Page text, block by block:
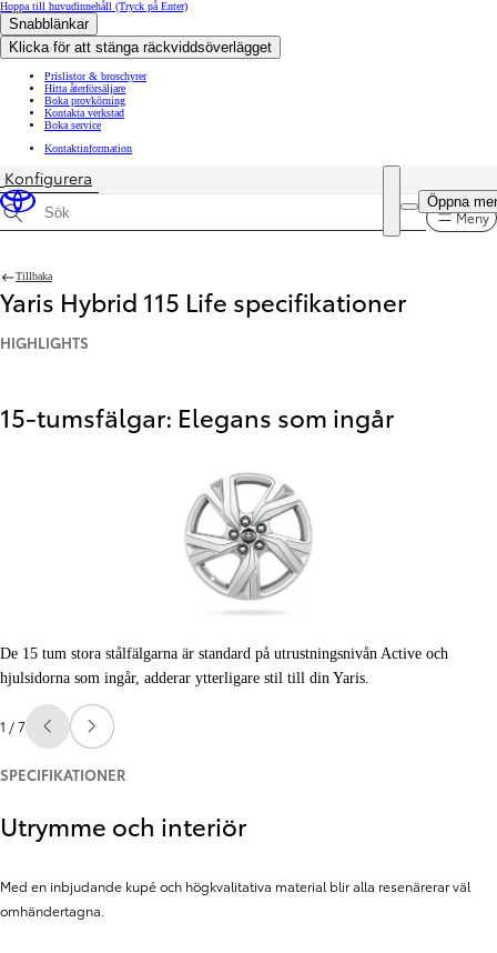
Hoppa till huvudinnehåll (Tryck på Enter)
Snabblänkar
Klicka för att stänga räckviddsöverlägget
Prislistor & broschyrer
Hitta återförsäljare
Boka provkörning
Kontakta verkstad
Boka service
Kontaktinformation
Öppna
Pris uppdaterat Priset för din konfiguration är 257 900 kr
Konfigurera
Sök specifikationer Meny
Tillbaka
Yaris Hybrid 115 Life specifikationer
HIGHLIGHTS
15-tumsfälgar: Elegans som ingår
De 15 tum stora stålfälgarna är standard på utrustningsnivån Active och
hjulsidorna som ingår, adderar ytterligare stil till din Yaris.
1 / 7 Föregående
Nästa
SPECIFIKATIONER
Utrymme och interiör
Med en inbjudande kupé och högkvalitativa material blir alla resenärerar väl
omhändertagna.